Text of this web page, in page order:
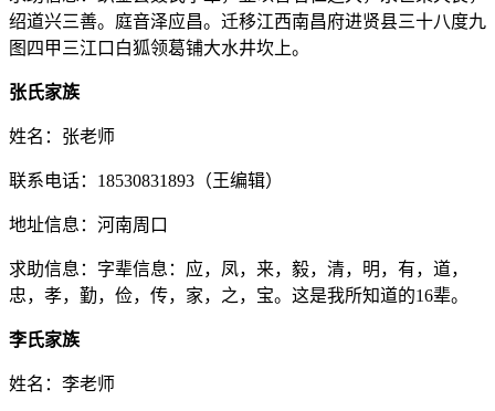
绍道兴三善。庭音泽应昌。迁移江西南昌府进贤县三十八度九
图四甲三江口白狐领葛铺大水井坎上。
张氏家族
姓名：张老师
联系电话：18530831893（王编辑）
地址信息：河南周口
求助信息：字辈信息：应，凤，来，毅，清，明，有，道，
忠，孝，勤，俭，传，家，之，宝。这是我所知道的16辈。
李氏家族
姓名：李老师